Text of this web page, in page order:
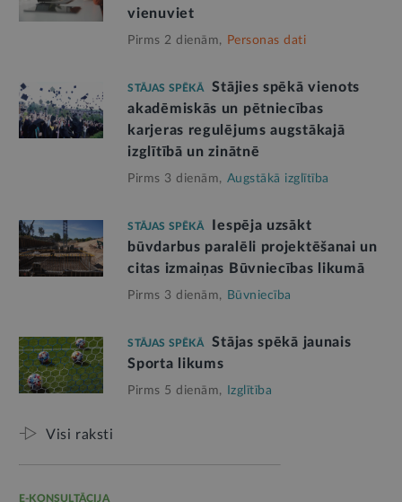
vienuviet
Pirms 2 dienām, Personas dati
STĀJAS SPĒKĀ
Stājies spēkā vienots
akadēmiskās un pētniecības
karjeras regulējums augstākajā
izglītībā un zinātnē
Pirms 3 dienām, Augstākā izglītība
STĀJAS SPĒKĀ
Iespēja uzsākt
būvdarbus paralēli projektēšanai un
citas izmaiņas Būvniecības likumā
Pirms 3 dienām, Būvniecība
STĀJAS SPĒKĀ
Stājas spēkā jaunais
Sporta likums
Pirms 5 dienām, Izglītība
Visi raksti
E-KONSULTĀCIJA